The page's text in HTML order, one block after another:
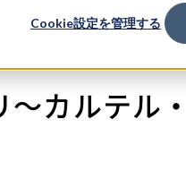
Cookie設定を管理する -
～カルテ